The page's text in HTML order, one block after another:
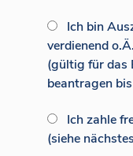
verdienend
(gültig für das
beantragen
(siehe